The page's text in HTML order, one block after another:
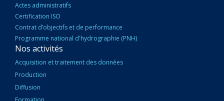
Actes administratifs
Certification ISO
Contrat d’objectifs et de performance
Programme national d'hydrographie (PNH)
Nos activités
Acquisition et traitement des données
Production
Diffusion